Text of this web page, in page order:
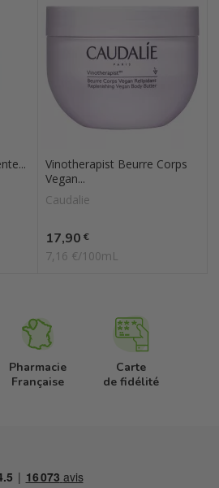
Vinotherapist Beurre Corps
Vegan...
Caudalie
Prix
17,90 €
7,16 €/100mL
Pharmacie
Française
Carte
de fidélité